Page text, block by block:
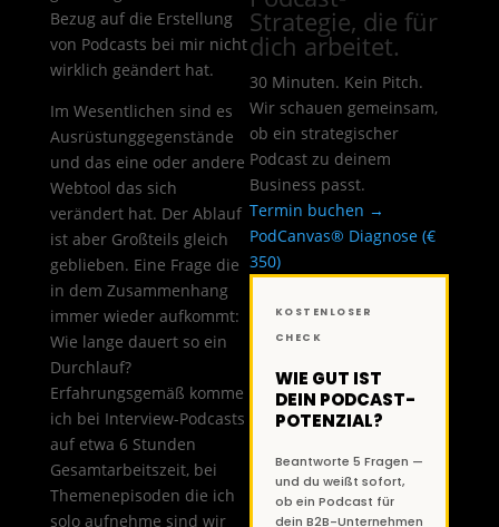
Bezug auf die Erstellung
von Podcasts bei mir nicht
wirklich geändert hat.
Im Wesentlichen sind es
Ausrüstunggegenstände
und das eine oder andere
Webtool das sich
verändert hat. Der Ablauf
ist aber Großteils gleich
geblieben. Eine Frage die
in dem Zusammenhang
immer wieder aufkommt:
Wie lange dauert so ein
Durchlauf?
Erfahrungsgemäß komme
ich bei Interview-Podcasts
auf etwa 6 Stunden
Gesamtarbeitszeit, bei
Themenepisoden die ich
solo aufnehme sind wir
Strategie, die für
dich arbeitet.
30 Minuten. Kein Pitch.
Wir schauen gemeinsam,
ob ein strategischer
Podcast zu deinem
Business passt.
Termin buchen →
PodCanvas® Diagnose (€
350)
KOSTENLOSER
CHECK
WIE GUT IST
DEIN PODCAST-
POTENZIAL?
Beantworte 5 Fragen —
und du weißt sofort,
ob ein Podcast für
dein B2B-Unternehmen